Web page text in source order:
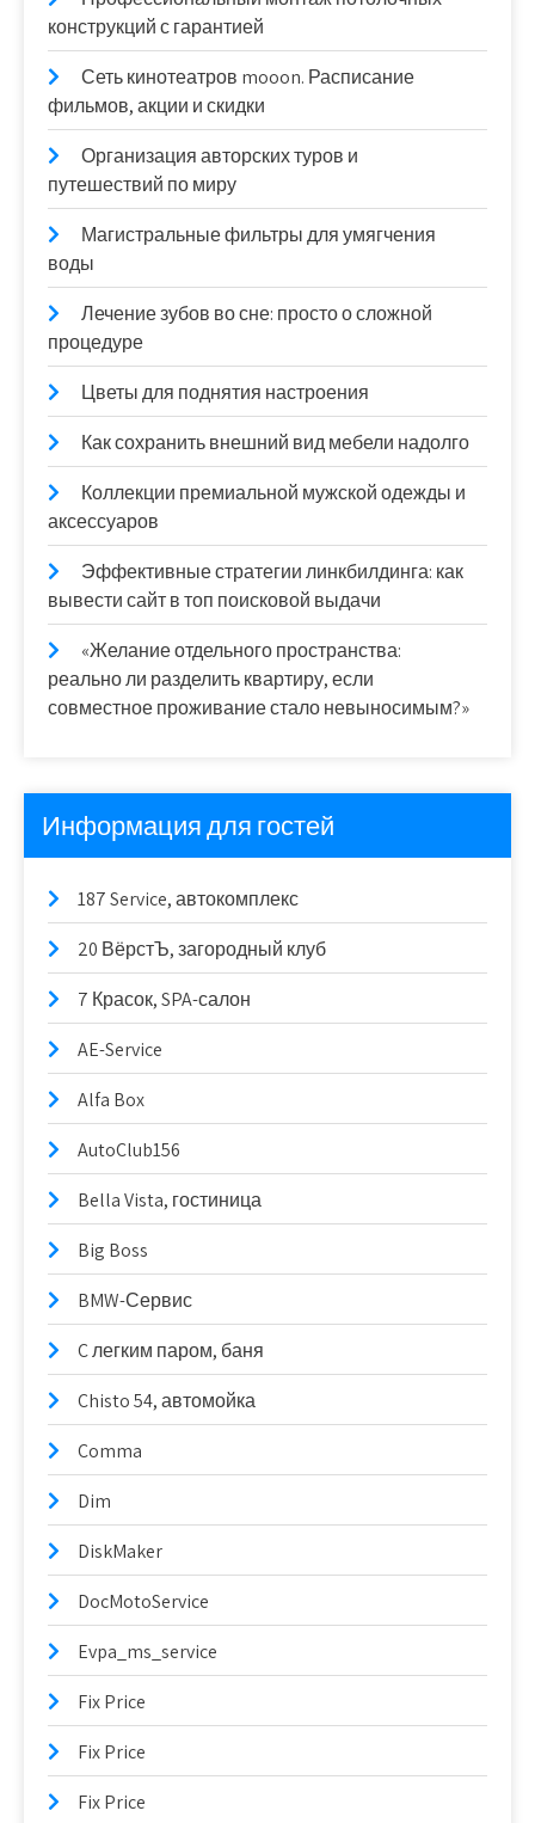
конструкций с гарантией
Сеть кинотеатров mooon. Расписание
фильмов, акции и скидки
Организация авторских туров и
путешествий по миру
Магистральные фильтры для умягчения
воды
Лечение зубов во сне: просто о сложной
процедуре
Цветы для поднятия настроения
Как сохранить внешний вид мебели надолго
Коллекции премиальной мужской одежды и
аксессуаров
Эффективные стратегии линкбилдинга: как
вывести сайт в топ поисковой выдачи
«Желание отдельного пространства:
реально ли разделить квартиру, если
совместное проживание стало невыносимым?»
Информация для гостей
187 Service, автокомплекс
20 ВёрстЪ, загородный клуб
7 Красок, SPA-салон
AE-Service
Alfa Box
AutoClub156
Bella Vista, гостиница
Big Boss
BMW-Сервис
C легким паром, баня
Chisto 54, автомойка
Comma
Dim
DiskMaker
DocMotoService
Evpa_ms_service
Fix Price
Fix Price
Fix Price